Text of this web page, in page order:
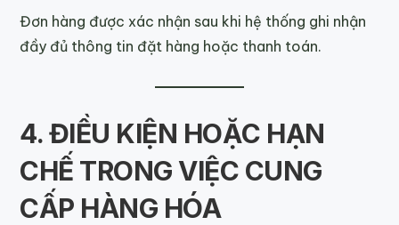
Đơn hàng được xác nhận sau khi hệ thống ghi nhận
đầy đủ thông tin đặt hàng hoặc thanh toán.
4. ĐIỀU KIỆN HOẶC HẠN
CHẾ TRONG VIỆC CUNG
CẤP HÀNG HÓA